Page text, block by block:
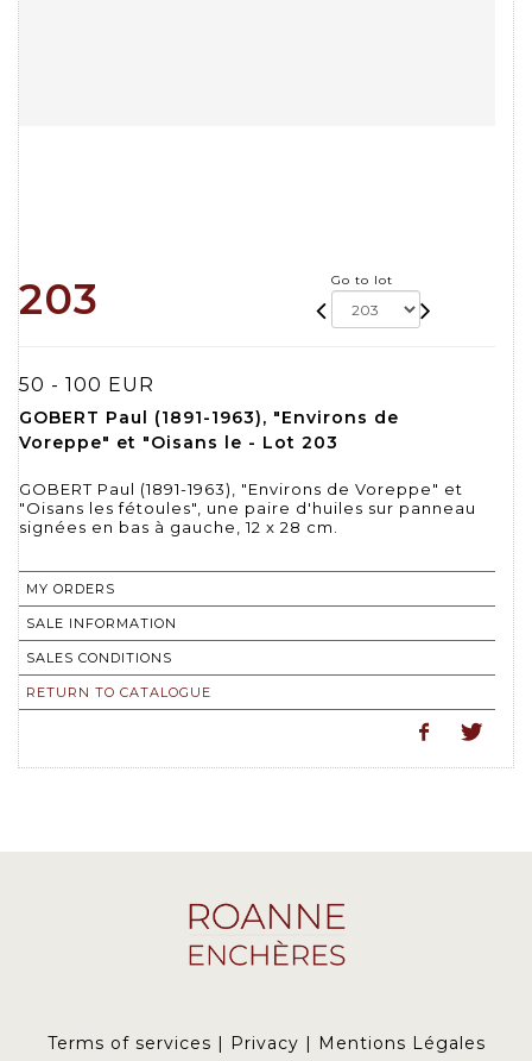
203 Go to lot
50 - 100 EUR
GOBERT Paul (1891-1963), "Environs de
Voreppe" et "Oisans le - Lot 203
GOBERT Paul (1891-1963), "Environs de Voreppe" et
"Oisans les fétoules", une paire d'huiles sur panneau
signées en bas à gauche, 12 x 28 cm.
MY ORDERS
SALE INFORMATION
SALES CONDITIONS
RETURN TO CATALOGUE
Terms of services Privacy Mentions Légales